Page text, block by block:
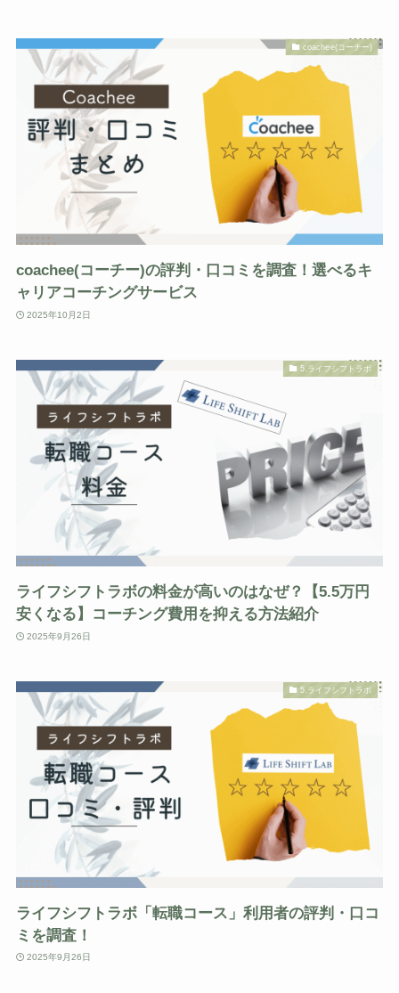
coachee(コーチー)
coachee(コーチー)の評判・口コミを調査！選べるキ
ャリアコーチングサービス
2025年10月2日
5.ライフシフトラボ
ライフシフトラボの料金が高いのはなぜ？【5.5万円
安くなる】コーチング費用を抑える方法紹介
2025年9月26日
5.ライフシフトラボ
ライフシフトラボ「転職コース」利用者の評判・口コ
ミを調査！
2025年9月26日